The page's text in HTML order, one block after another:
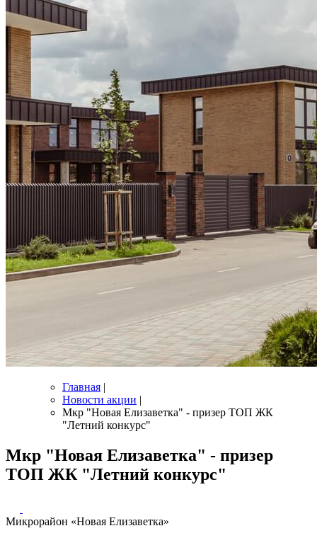
Главная |
Новости акции |
Мкр "Новая Елизаветка" - призер ТОП ЖК
"Летний конкурс"
Мкр "Новая Елизаветка" - призер
ТОП ЖК "Летний конкурс"
Микрорайон «Новая Елизаветка»